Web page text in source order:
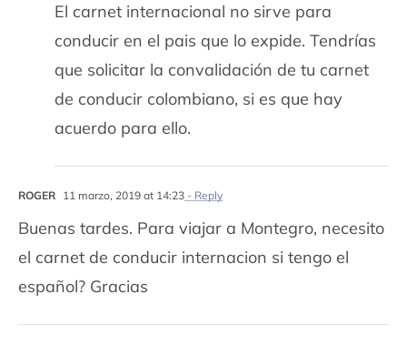
El carnet internacional no sirve para
conducir en el pais que lo expide. Tendrías
que solicitar la convalidación de tu carnet
de conducir colombiano, si es que hay
acuerdo para ello.
ROGER 11 marzo, 2019 at 14:23- Reply
Buenas tardes. Para viajar a Montegro, necesito
el carnet de conducir internacion si tengo el
español? Gracias